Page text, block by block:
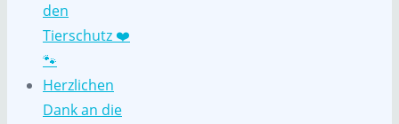
den
Tierschutz ❤️
🐾
Herzlichen
Dank an die